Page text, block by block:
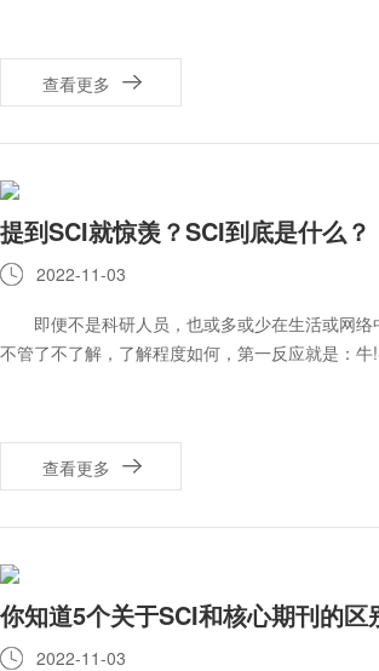
查看更多
提到SCI就惊羡？SCI到底是什么？
2022-11-03
即便不是科研人员，也或多或少在生活或网络
不管了不了解，了解程度如何，第一反应就是：牛
查看更多
你知道5个关于SCI和核心期刊的区
2022-11-03